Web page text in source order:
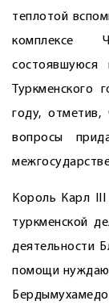
теплотой
комплексе
Туркменского
году,
вопросы
Король Карл III
туркменской
деятельности
помощи